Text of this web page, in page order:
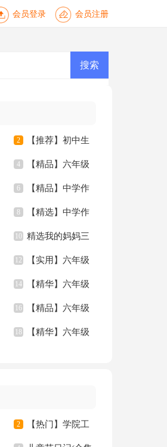
会员登录 会员注册
2 【推荐】初中生
的作文三篇
4 【精品】六年级
年的作文3篇
6 【精品】中学作
文汇总九篇
8 【精选】中学作
文600字合集8篇
10 精选我的妈妈三
年级作文锦集四篇
12 【实用】六年级
小学生作文锦集八篇
14 【精华】六年级
作文300字汇总8篇
16 【精品】六年级
的作文集锦5篇
18 【精华】六年级
2 【热门】学院工